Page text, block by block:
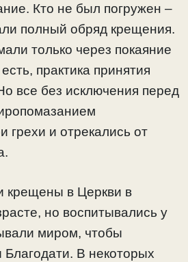
Кто не был погружен –
полный обряд крещения.
только через покаяние
практика принятия
все без исключения перед
грехи и отрекались от
крещены в Церкви в
но воспитывались у
миром, чтобы
Благодати. В некоторых